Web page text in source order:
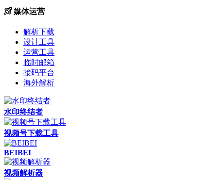
媒体运营
解析下载
设计工具
运营工具
临时邮箱
接码平台
海外解析
水印终结者
视频号下载工具
BEIBEI
视频解析器